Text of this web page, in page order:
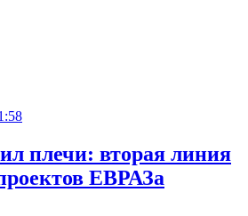
плечи: вторая линия
ЕВРАЗа